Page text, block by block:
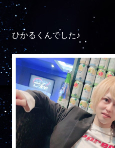
ひかるくんでした♪